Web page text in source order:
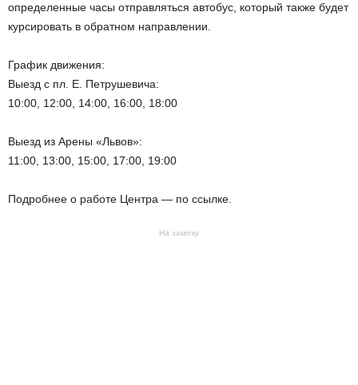
определенные часы отправляться автобус, который также будет
курсировать в обратном направлении.
График движения:
Выезд с пл. Е. Петрушевича:
10:00, 12:00, 14:00, 16:00, 18:00
Выезд из Арены «Львов»:
11:00, 13:00, 15:00, 17:00, 19:00
Подробнее о работе Центра — по ссылке.
На замітку